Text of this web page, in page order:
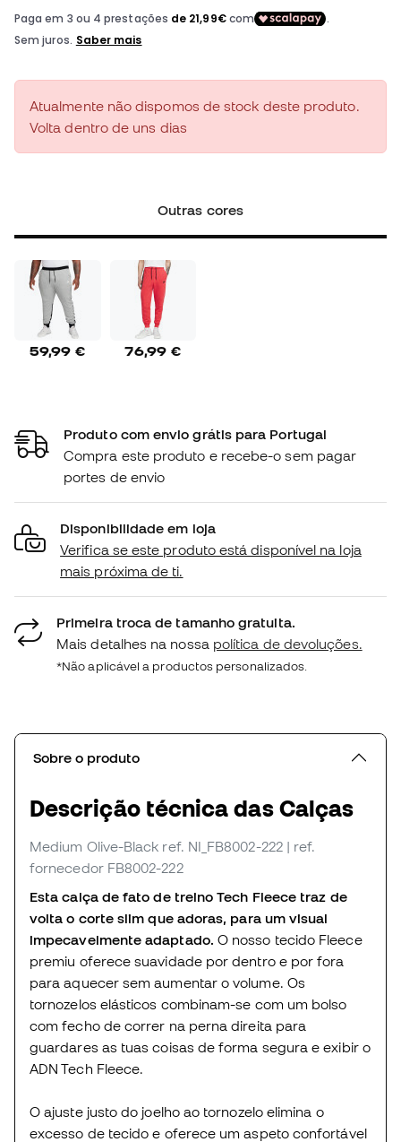
Atualmente não dispomos de stock deste produto.
Volta dentro de uns dias
Outras cores
59,99 € 76,99 €
Produto com envio grátis para Portugal
Compra este produto e recebe-o sem pagar
portes de envio
Disponibilidade em loja
Verifica se este produto está disponível na loja
mais próxima de ti.
Primeira troca de tamanho gratuita.
Mais detalhes na nossa política de devoluções.
*Não aplicável a productos personalizados.
Sobre o produto
Descrição técnica das Calças
Medium Olive-Black ref. NI_FB8002-222 | ref.
fornecedor FB8002-222
Esta calça de fato de treino Tech Fleece traz de
volta o corte slim que adoras, para um visual
impecavelmente adaptado. O nosso tecido Fleece
premiu oferece suavidade por dentro e por fora
para aquecer sem aumentar o volume. Os
tornozelos elásticos combinam-se com um bolso
com fecho de correr na perna direita para
guardares as tuas coisas de forma segura e exibir o
ADN Tech Fleece.
O ajuste justo do joelho ao tornozelo elimina o
excesso de tecido e oferece um aspeto confortável